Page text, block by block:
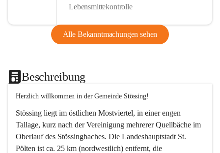
Lebensmittekontrolle
Alle Bekanntmachungen sehen
Beschreibung
Herzlich willkommen in der Gemeinde Stössing!
Stössing liegt im östlichen Mostviertel, in einer engen
Tallage, kurz nach der Vereinigung mehrerer Quellbäche im
Oberlauf des Stössingbaches. Die Landeshauptstadt St.
Pölten ist ca. 25 km (nordwestlich) entfernt, die